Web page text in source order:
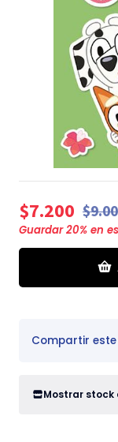
$7.200
Guardar20% en
Compartir
Mostrar stock